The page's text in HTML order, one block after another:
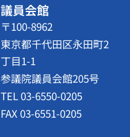
議員会館
〒100-8962
東京都千代田区永田町2
丁目1-1
参議院議員会館205号
TEL 03-6550-0205
FAX 03-6551-0205